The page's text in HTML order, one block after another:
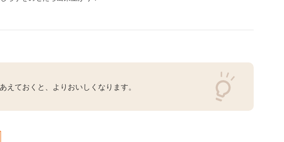
えておくと、よりおいしくなります。